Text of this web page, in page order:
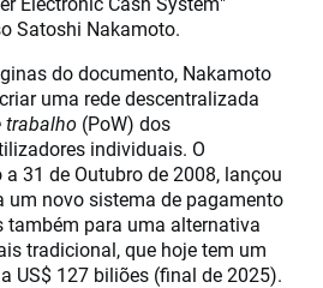
Satoshi Nakamoto.
do documento, Nakamoto
uma rede descentralizada
trabalho (PoW) dos
individuais. O
31 de Outubro de 2008, lançou
um novo sistema de pagamento
também para uma alternativa
tradicional, que hoje tem um
US$ 127 biliões (final de 2025).